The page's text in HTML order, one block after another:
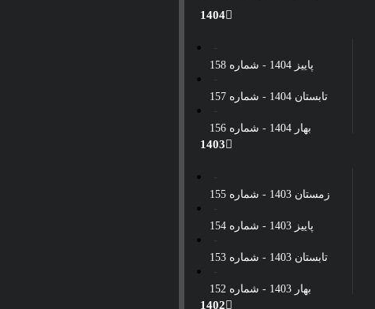
1404
پاییز 1404 - شماره 158
تابستان 1404 - شماره 157
بهار 1404 - شماره 156
1403
زمستان 1403 - شماره 155
پاییز 1403 - شماره 154
تابستان 1403 - شماره 153
بهار 1403 - شماره 152
1402